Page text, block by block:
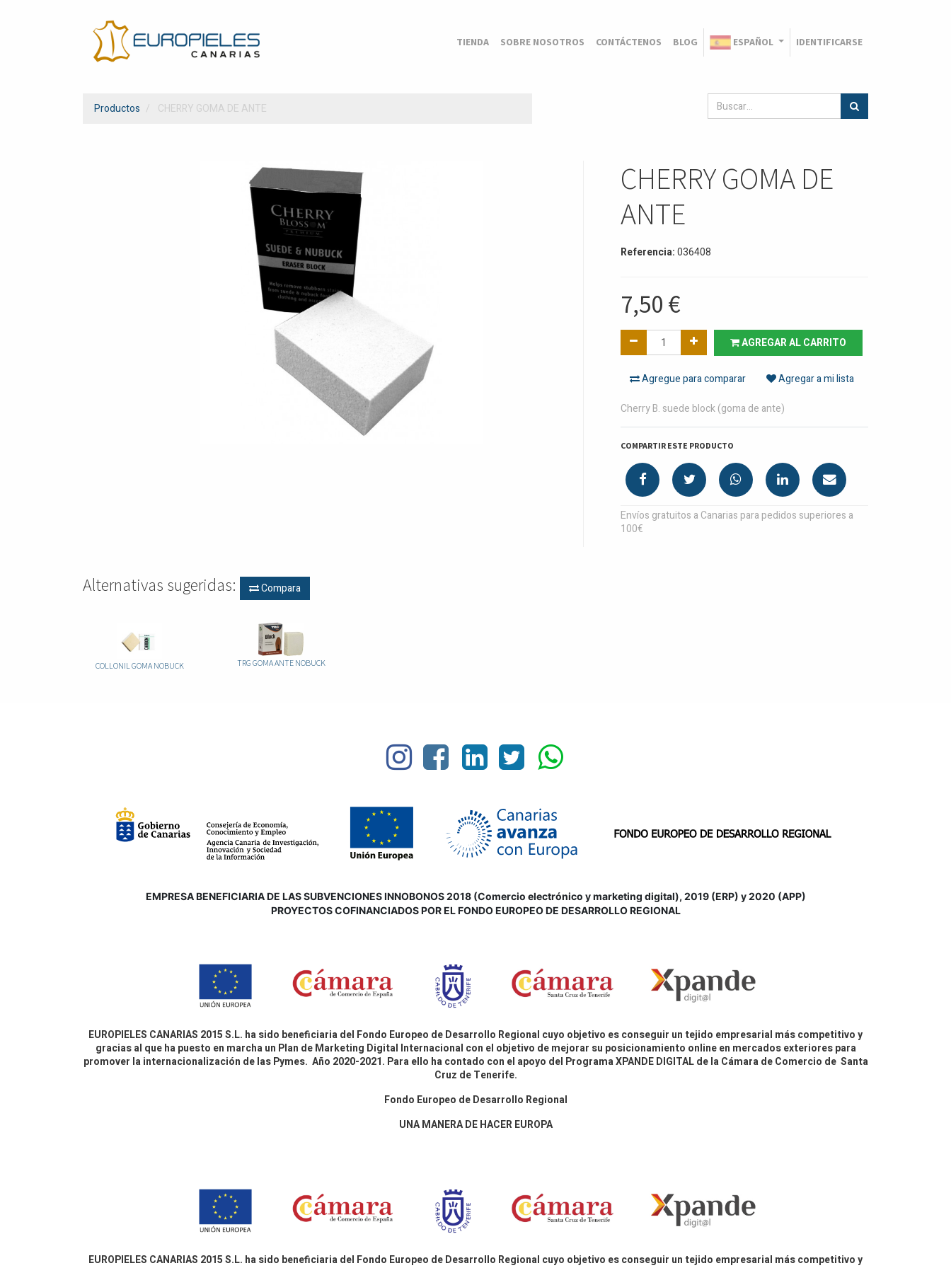
TIENDA SOBRE NOSOTROS CONTÁCTENOS BLOG ESPAÑOL IDENTIFICARSE
Productos CHERRY GOMA DE ANTE
CHERRY GOMA DE
ANTE
Referencia:036408
7,50 €
AGREGAR AL CARRITO
Agregue para comparar
Agregar a mi lista
Cherry B. suede block (goma de ante)
COMPARTIR ESTE PRODUCTO
Envíos gratuitos a Canarias para pedidos superiores a
100€
Alternativas sugeridas: Compara
COLLONIL GOMA NOBUCK TRG GOMA ANTE NOBUCK
EMPRESA BENEFICIARIA DE LAS SUBVENCIONES INNOBONOS 2018 (Comercio electrónico y marketing digital), 2019 (ERP) y 2020 (APP)
PROYECTOS COFINANCIADOS POR EL FONDO EUROPEO DE DESARROLLO REGIONAL
EUROPIELES CANARIAS 2015 S.L. ha sido beneficiaria del Fondo Europeo de Desarrollo Regional cuyo objetivo es conseguir un tejido empresarial más competitivo y
gracias al que ha puesto en marcha un Plan de Marketing Digital Internacional con el objetivo de mejorar su posicionamiento online en mercados exteriores para
promover la internacionalización de las Pymes. Año 2020-2021. Para ello ha contado con el apoyo del Programa XPANDE DIGITAL de la Cámara de Comercio de Santa
Cruz de Tenerife.
Fondo Europeo de Desarrollo Regional
UNA MANERA DE HACER EUROPA
EUROPIELES CANARIAS 2015 S.L. ha sido beneficiaria del Fondo Europeo de Desarrollo Regional cuyo objetivo es conseguir un tejido empresarial más competitivo y